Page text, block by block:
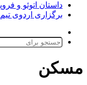
داستان اتوئو و
برگزاری اردوی
پوسته
مسکن